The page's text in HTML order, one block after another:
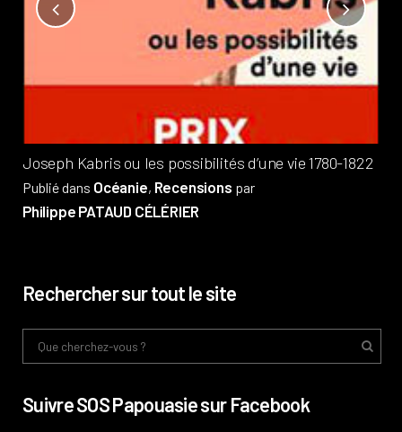
Joseph Kabris ou les possibilités d’une vie 1780-1822
Publié dans Océanie, Recensions par
Philippe PATAUD CÉLÉRIER
Rechercher sur tout le site
Suivre SOS Papouasie sur Facebook